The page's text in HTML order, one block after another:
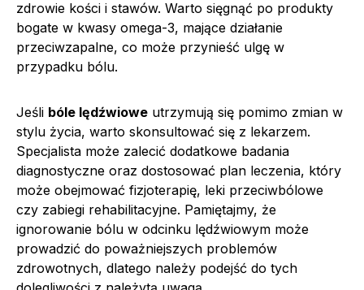
zdrowie kości i stawów. Warto sięgnąć po produkty
bogate w kwasy omega-3, mające działanie
przeciwzapalne, co może przynieść ulgę w
przypadku bólu.
Jeśli bóle lędźwiowe utrzymują się pomimo zmian w
stylu życia, warto skonsultować się z lekarzem.
Specjalista może zalecić dodatkowe badania
diagnostyczne oraz dostosować plan leczenia, który
może obejmować fizjoterapię, leki przeciwbólowe
czy zabiegi rehabilitacyjne. Pamiętajmy, że
ignorowanie bólu w odcinku lędźwiowym może
prowadzić do poważniejszych problemów
zdrowotnych, dlatego należy podejść do tych